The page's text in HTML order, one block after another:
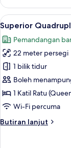
Double
Room
Lihat
semua
foto
untuk
Superior
Quadruple
Room
14
Superior
Pemandangan
22 meter persegi
1 bilik tidur
Boleh
1 Katil Ratu
Wi-Fi percuma
Butiran lanjut
Butiran